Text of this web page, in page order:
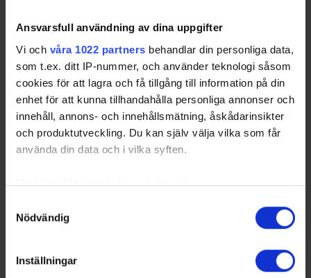
Ansvarsfull användning av dina uppgifter
Vi och våra 1022 partners behandlar din personliga data,
som t.ex. ditt IP-nummer, och använder teknologi såsom
cookies för att lagra och få tillgång till information på din
enhet för att kunna tillhandahålla personliga annonser och
innehåll, annons- och innehållsmätning, åskådarinsikter
och produktutveckling. Du kan själv välja vilka som får
använda din data och i vilka syften.
Med din tillåtelse skulle vi även vilja:
som kan ha en noggrannhet på upp till flera meter
Ta reda på mer om hur dina personliga uppgifter
Nödvändig
Inställningar